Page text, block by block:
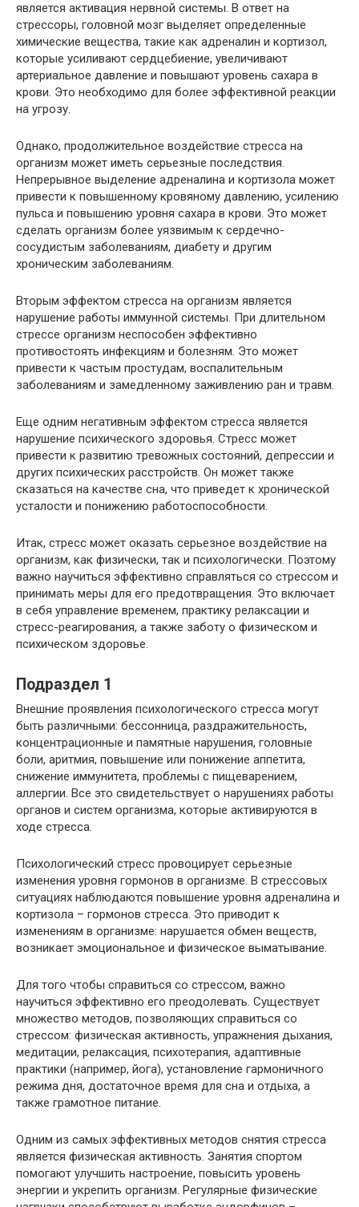
является активация нервной системы. В ответ на
стрессоры, головной мозг выделяет определенные
химические вещества, такие как адреналин и кортизол,
которые усиливают сердцебиение, увеличивают
артериальное давление и повышают уровень сахара в
крови. Это необходимо для более эффективной реакции
на угрозу.
Однако, продолжительное воздействие стресса на
организм может иметь серьезные последствия.
Непрерывное выделение адреналина и кортизола может
привести к повышенному кровяному давлению, усилению
пульса и повышению уровня сахара в крови. Это может
сделать организм более уязвимым к сердечно-
сосудистым заболеваниям, диабету и другим
хроническим заболеваниям.
Вторым эффектом стресса на организм является
нарушение работы иммунной системы. При длительном
стрессе организм неспособен эффективно
противостоять инфекциям и болезням. Это может
привести к частым простудам, воспалительным
заболеваниям и замедленному заживлению ран и травм.
Еще одним негативным эффектом стресса является
нарушение психического здоровья. Стресс может
привести к развитию тревожных состояний, депрессии и
других психических расстройств. Он может также
сказаться на качестве сна, что приведет к хронической
усталости и понижению работоспособности.
Итак, стресс может оказать серьезное воздействие на
организм, как физически, так и психологически. Поэтому
важно научиться эффективно справляться со стрессом и
принимать меры для его предотвращения. Это включает
в себя управление временем, практику релаксации и
стресс-реагирования, а также заботу о физическом и
психическом здоровье.
Подраздел 1
Внешние проявления психологического стресса могут
быть различными: бессонница, раздражительность,
концентрационные и памятные нарушения, головные
боли, аритмия, повышение или понижение аппетита,
снижение иммунитета, проблемы с пищеварением,
аллергии. Все это свидетельствует о нарушениях работы
органов и систем организма, которые активируются в
ходе стресса.
Психологический стресс провоцирует серьезные
изменения уровня гормонов в организме. В стрессовых
ситуациях наблюдаются повышение уровня адреналина и
кортизола – гормонов стресса. Это приводит к
изменениям в организме: нарушается обмен веществ,
возникает эмоциональное и физическое выматывание.
Для того чтобы справиться со стрессом, важно
научиться эффективно его преодолевать. Существует
множество методов, позволяющих справиться со
стрессом: физическая активность, упражнения дыхания,
медитации, релаксация, психотерапия, адаптивные
практики (например, йога), установление гармоничного
режима дня, достаточное время для сна и отдыха, а
также грамотное питание.
Одним из самых эффективных методов снятия стресса
является физическая активность. Занятия спортом
помогают улучшить настроение, повысить уровень
энергии и укрепить организм. Регулярные физические